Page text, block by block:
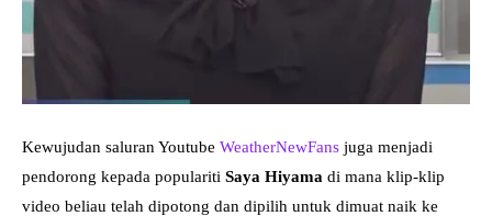
Kewujudan saluran Youtube WeatherNewFans juga menjadi
pendorong kepada populariti Saya Hiyama di mana klip-klip
video beliau telah dipotong dan dipilih untuk dimuat naik ke